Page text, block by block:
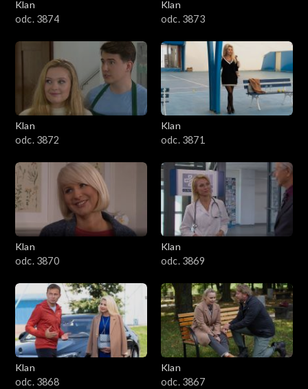
Klan
odc. 3874
Klan
odc. 3873
Klan
odc. 3872
Klan
odc. 3871
Klan
odc. 3870
Klan
odc. 3869
Klan
odc. 3868
Klan
odc. 3867